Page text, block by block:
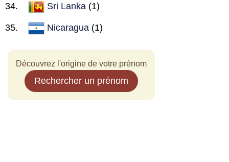
Sri Lanka (1)
Nicaragua (1)
Découvrez l'origine de votre prénom
Rechercher un prénom